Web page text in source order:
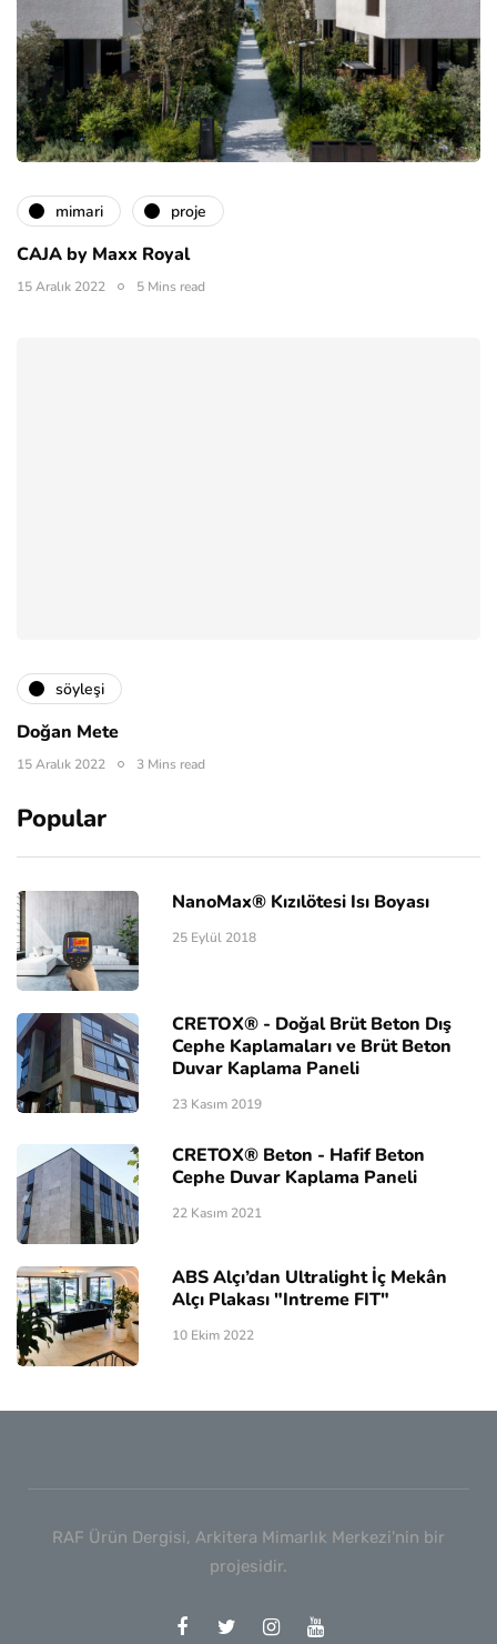
mimari proje
CAJA by Maxx Royal
15 Aralık 2022 5 Mins read
söyleşi
Doğan Mete
15 Aralık 2022 3 Mins read
Popular
NanoMax® Kızılötesi Isı Boyası
25 Eylül 2018
CRETOX® - Doğal Brüt Beton Dış
Cephe Kaplamaları ve Brüt Beton
Duvar Kaplama Paneli
23 Kasım 2019
CRETOX® Beton - Hafif Beton
Cephe Duvar Kaplama Paneli
22 Kasım 2021
ABS Alçı’dan Ultralight İç Mekân
Alçı Plakası "Intreme FIT"
10 Ekim 2022
RAF Ürün Dergisi, Arkitera Mimarlık Merkezi'nin bir
projesidir.